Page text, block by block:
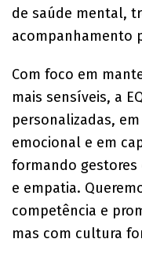
de saúde mental,
acompanhamento
Com foco em
mais sensíveis, a
personalizadas,
emocional e em
formando gestores
e empatia.
competência e
mas com cultura